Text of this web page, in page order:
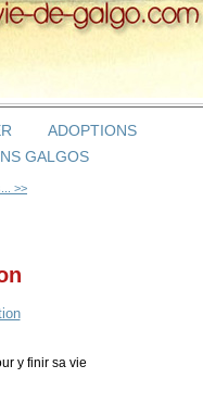
ADOPTIONS
GALGOS
>>
y finir sa vie